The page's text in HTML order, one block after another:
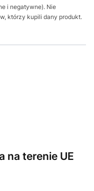
i negatywne). Nie
którzy kupili dany produkt.
na terenie UE